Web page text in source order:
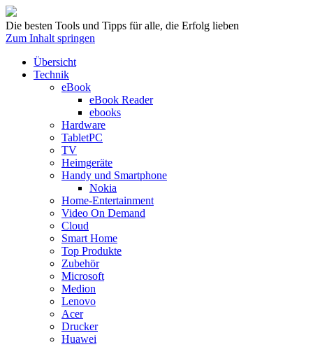
Die besten Tools und Tipps für alle, die Erfolg lieben
Zum Inhalt springen
Übersicht
Technik
eBook
eBook Reader
ebooks
Hardware
TabletPC
TV
Heimgeräte
Handy und Smartphone
Nokia
Home-Entertainment
Video On Demand
Cloud
Smart Home
Top Produkte
Zubehör
Microsoft
Medion
Lenovo
Acer
Drucker
Huawei